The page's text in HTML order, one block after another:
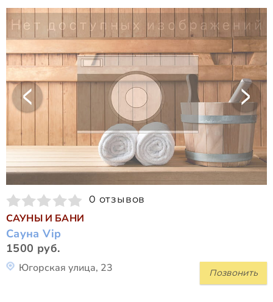
0 отзывов
САУНЫ И БАНИ
Сауна Vip
1500 руб.
Позвонить
Югорская улица, 23